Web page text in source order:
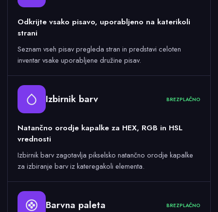
Odkrijte vsako pisavo, uporabljeno na katerikoli
strani
Seznam vseh pisav pregleda stran in predstavi celoten
inventar vsake uporabljene družine pisav.
Izbirnik barv BREZPLAČNO
Natančno orodje kapalke za HEX, RGB in HSL
vrednosti
Izbirnik barv zagotavlja pikselsko natančno orodje kapalke
za izbiranje barv iz kateregakoli elementa.
Barvna paleta BREZPLAČNO